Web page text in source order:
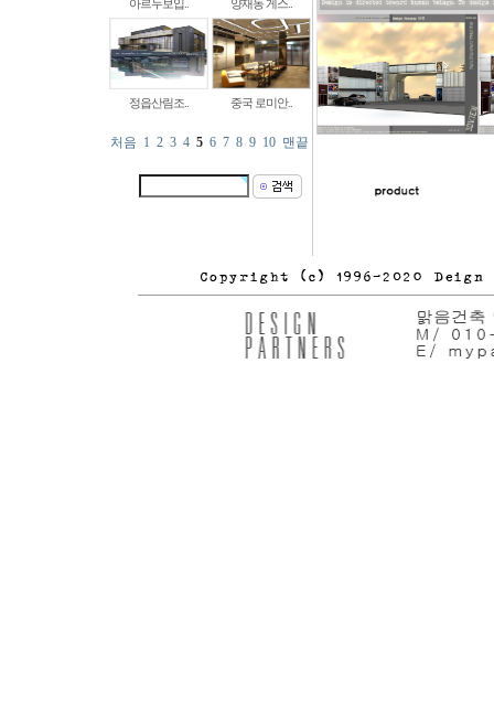
아르누보입.. 양재동 게스..
정읍산림조.. 중국 로미안..
처음 1 2 3 4 5 6 7 8 9 10 맨끝